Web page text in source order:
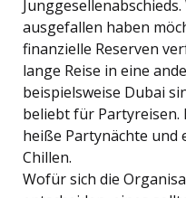
ausgefallen haben
finanzielle Reserven
lange Reise in eine
beispielsweise Dubai
beliebt für
heiße Partynächte und
Chillen.
Wofür sich die